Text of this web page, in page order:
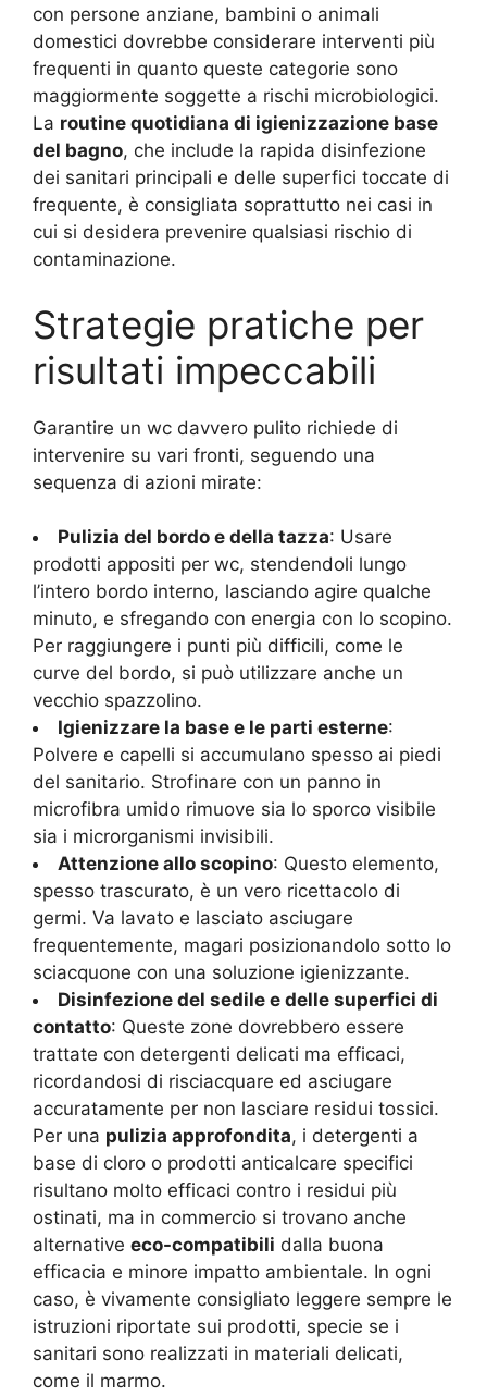
con persone anziane, bambini o animali
domestici dovrebbe considerare interventi più
frequenti in quanto queste categorie sono
maggiormente soggette a rischi microbiologici.
La routine quotidiana di igienizzazione base
del bagno, che include la rapida disinfezione
dei sanitari principali e delle superfici toccate di
frequente, è consigliata soprattutto nei casi in
cui si desidera prevenire qualsiasi rischio di
contaminazione.
Strategie pratiche per
risultati impeccabili
Garantire un wc davvero pulito richiede di
intervenire su vari fronti, seguendo una
sequenza di azioni mirate:
Pulizia del bordo e della tazza: Usare
prodotti appositi per wc, stendendoli lungo
l’intero bordo interno, lasciando agire qualche
minuto, e sfregando con energia con lo scopino.
Per raggiungere i punti più difficili, come le
curve del bordo, si può utilizzare anche un
vecchio spazzolino.
Igienizzare la base e le parti esterne:
Polvere e capelli si accumulano spesso ai piedi
del sanitario. Strofinare con un panno in
microfibra umido rimuove sia lo sporco visibile
sia i microrganismi invisibili.
Attenzione allo scopino: Questo elemento,
spesso trascurato, è un vero ricettacolo di
germi. Va lavato e lasciato asciugare
frequentemente, magari posizionandolo sotto lo
sciacquone con una soluzione igienizzante.
Disinfezione del sedile e delle superfici di
contatto: Queste zone dovrebbero essere
trattate con detergenti delicati ma efficaci,
ricordandosi di risciacquare ed asciugare
accuratamente per non lasciare residui tossici.
Per una pulizia approfondita, i detergenti a
base di cloro o prodotti anticalcare specifici
risultano molto efficaci contro i residui più
ostinati, ma in commercio si trovano anche
alternative eco-compatibili dalla buona
efficacia e minore impatto ambientale. In ogni
caso, è vivamente consigliato leggere sempre le
istruzioni riportate sui prodotti, specie se i
sanitari sono realizzati in materiali delicati,
come il marmo.